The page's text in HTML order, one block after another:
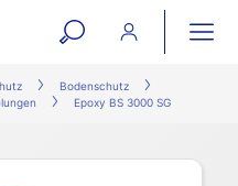
open
search
form
Bodenschutz
Epoxy BS 3000 SG